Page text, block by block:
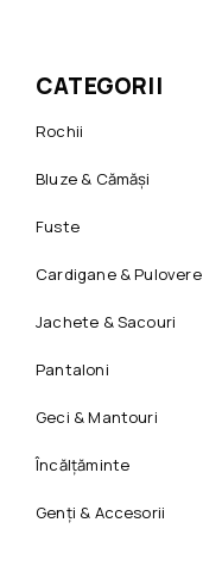
CATEGORII
Rochii
Bluze & Cămăși
Fuste
Cardigane & Pulovere
Jachete & Sacouri
Pantaloni
Geci & Mantouri
Încălțăminte
Genți & Accesorii